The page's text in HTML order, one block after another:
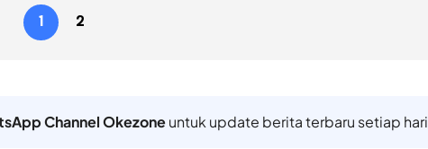
1 2
Channel Okezoneuntuk update berita terbaru setiap hari